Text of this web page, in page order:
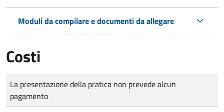
Moduli da compilare e documenti da allegare
Costi
Tipo di pagamento
Importo
La presentazione della pratica non prevede alcun
pagamento